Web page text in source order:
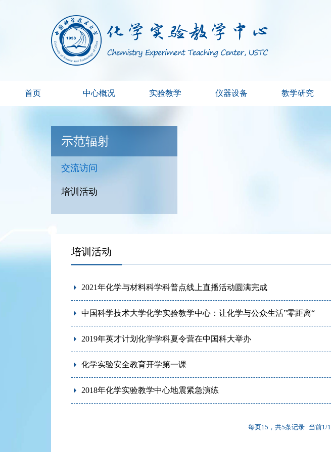
首页 中心概况 实验教学 仪器设备 教学研究
示范辐射
交流访问
培训活动
培训活动
2021年化学与材料科学科普点线上直播活动圆满完成
中国科学技术大学化学实验教学中心：让化学与公众生活”零距离“
2019年英才计划化学学科夏令营在中国科大举办
化学实验安全教育开学第一课
2018年化学实验教学中心地震紧急演练
每页15，共5条记录 当前1/1